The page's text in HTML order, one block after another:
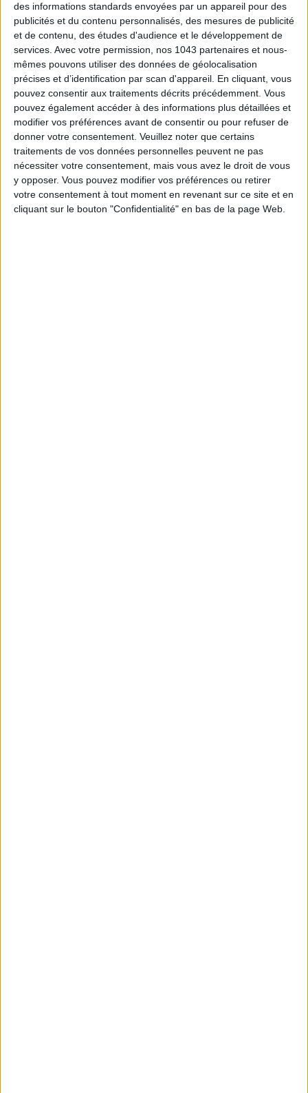
des informations standards envoyées par un appareil pour des
publicités et du contenu personnalisés, des mesures de publicité
et de contenu, des études d'audience et le développement de
services. Avec votre permission, nos 1043 partenaires et nous-
mêmes pouvons utiliser des données de géolocalisation
précises et d’identification par scan d'appareil. En cliquant, vous
pouvez consentir aux traitements décrits précédemment. Vous
pouvez également accéder à des informations plus détaillées et
modifier vos préférences avant de consentir ou pour refuser de
donner votre consentement. Veuillez noter que certains
traitements de vos données personnelles peuvent ne pas
nécessiter votre consentement, mais vous avez le droit de vous
y opposer. Vous pouvez modifier vos préférences ou retirer
votre consentement à tout moment en revenant sur ce site et en
cliquant sur le bouton "Confidentialité" en bas de la page Web.
CONNAISSEZ-VOUS LE AIRBNB DE LA PISCINE AUTOUR DE PARIS ?